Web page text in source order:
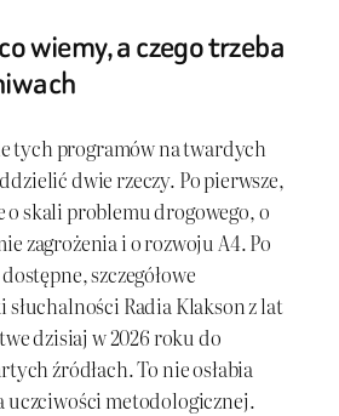
wiemy, a czego trzeba
tych programów na twardych
dwie rzeczy. Po pierwsze,
o skali problemu drogowego, o
zagrożenia i o rozwoju A4. Po
szczegółowe
Radia Klakson z lat
dzisiaj w 2026 roku do
źródłach. To nie osłabia
uczciwości metodologicznej.